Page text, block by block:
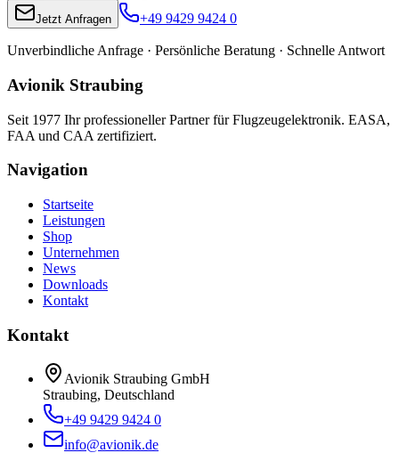
Jetzt Anfragen +49 9429 9424 0
Unverbindliche Anfrage · Persönliche Beratung · Schnelle Antwort
Avionik Straubing
Seit 1977 Ihr professioneller Partner für Flugzeugelektronik. EASA,
FAA und CAA zertifiziert.
Navigation
Startseite
Leistungen
Shop
Unternehmen
News
Downloads
Kontakt
Kontakt
Avionik Straubing GmbH
Straubing, Deutschland
+49 9429 9424 0
info@avionik.de